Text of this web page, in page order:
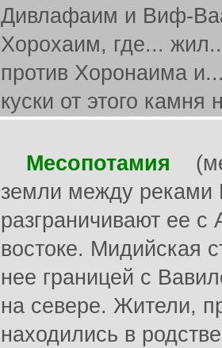
Дивлафаим и Виф-
Хорохаим, где...
против Хоронаима
куски от этого
Месопотамия
земли между реками
разграничивают ее
востоке. Мидийская
нее границей с
на севере. Жители,
находились в